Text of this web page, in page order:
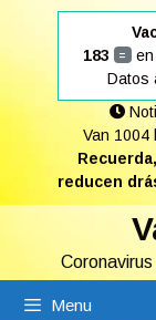
183 = en
Datos
Van 1004
reducen
Menu